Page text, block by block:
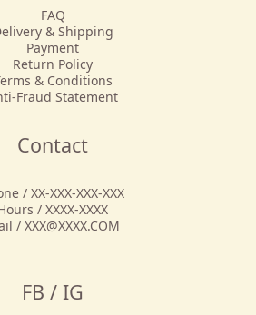
FAQ
& Shipping
Payment
Return Policy
& Conditions
Fraud Statement
Contact
/ XX-XXX-XXX-XXX
/ XXXX-XXXX
/ XXX@XXXX.COM
FB / IG